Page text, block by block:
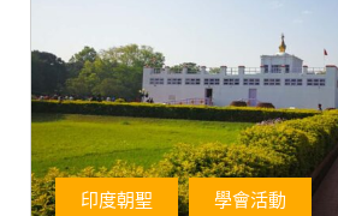
印度朝聖 學會活動